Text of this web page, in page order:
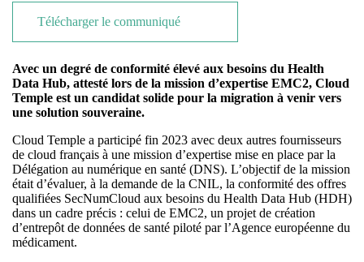
Télécharger le communiqué
Avec un degré de conformité élevé aux besoins du Health
Data Hub, attesté lors de la mission d’expertise EMC2, Cloud
Temple est un candidat solide pour la migration à venir vers
une solution souveraine.
Cloud Temple a participé fin 2023 avec deux autres fournisseurs
de cloud français à une mission d’expertise mise en place par la
Délégation au numérique en santé (DNS). L’objectif de la mission
était d’évaluer, à la demande de la CNIL, la conformité des offres
qualifiées SecNumCloud aux besoins du Health Data Hub (HDH)
dans un cadre précis : celui de EMC2, un projet de création
d’entrepôt de données de santé piloté par l’Agence européenne du
médicament.